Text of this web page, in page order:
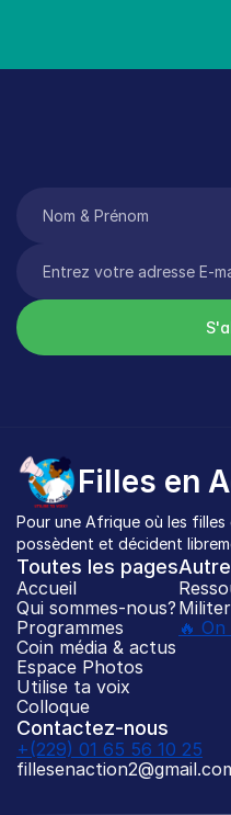
Filles en
Pour une Afrique où les filles
possèdent et décident
Toutes les pages
Accueil
Qui sommes-nous?
Programmes
Coin média & actus
Espace Photos
Utilise ta voix
Colloque
🔥
Contactez-nous
+(229) 01 65 56 10 25